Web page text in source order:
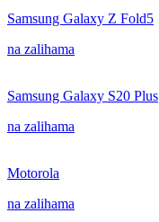
Samsung Galaxy Z Fold5
na zalihama
Samsung Galaxy S20 Plus
na zalihama
Motorola
na zalihama